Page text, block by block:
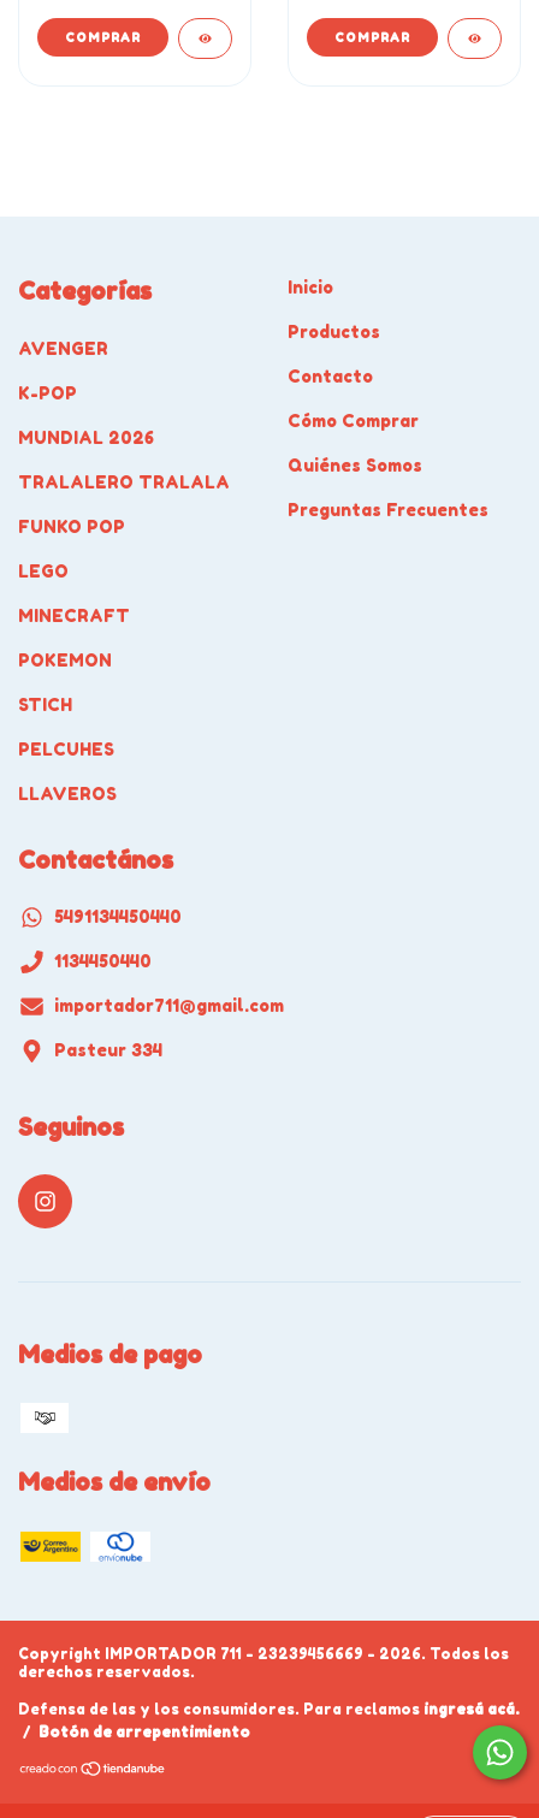
Categorías
AVENGER
K-POP
MUNDIAL 2026
TRALALERO TRALALA
FUNKO POP
LEGO
MINECRAFT
POKEMON
STICH
PELCUHES
LLAVEROS
Inicio
Productos
Contacto
Cómo Comprar
Quiénes Somos
Preguntas Frecuentes
Contactános
5491134450440
1134450440
importador711@gmail.com
Pasteur 334
Seguinos
Medios de pago
Medios de envío
Copyright IMPORTADOR 711 - 23239456669 - 2026. Todos los
derechos reservados.
Defensa de las y los consumidores. Para reclamos ingresá acá.
/
Botón de arrepentimiento